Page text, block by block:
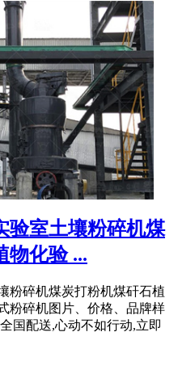
验室土壤粉碎机煤
物化验 ...
粉碎机煤炭打粉机煤矸石植
粉碎机图片、价格、品牌样
国配送,心动不如行动,立即